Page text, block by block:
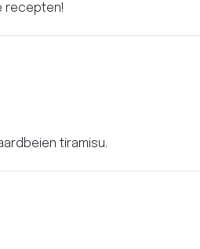
recepten!
tiramisu.